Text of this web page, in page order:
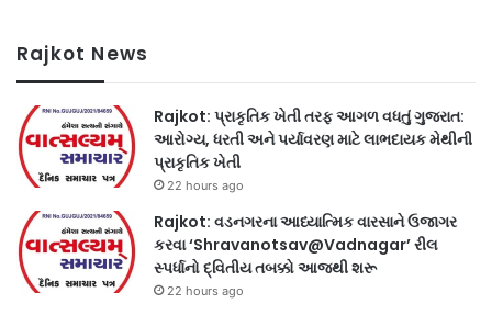
Rajkot News
Rajkot: પ્રાકૃતિક ખેતી તરફ આગળ વધતું ગુજરાત:
આરોગ્ય, ધરતી અને પર્યાવરણ માટે લાભદાયક મેથીની
પ્રાકૃતિક ખેતી
22 hours ago
Rajkot: વડનગરના આધ્યાત્મિક વારસાને ઉજાગર
કરવા ‘Shravanotsav@Vadnagar’ રીલ
સ્પર્ધાનો દ્વિતીય તબક્કો આજથી શરૂ
22 hours ago